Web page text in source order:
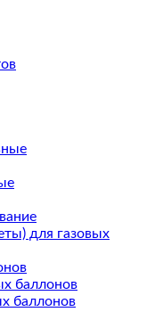
для газовых
баллонов
баллонов